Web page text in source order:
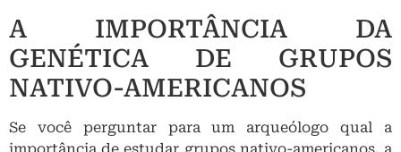
A IMPORTÂNCIA DA
GENÉTICA DE GRUPOS
NATIVO-AMERICANOS
Se você perguntar para um arqueólogo qual a